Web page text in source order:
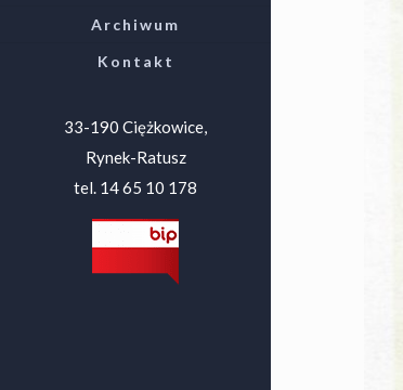
Archiwum
Kontakt
33-190 Ciężkowice,
Rynek-Ratusz
tel. 14 65 10 178